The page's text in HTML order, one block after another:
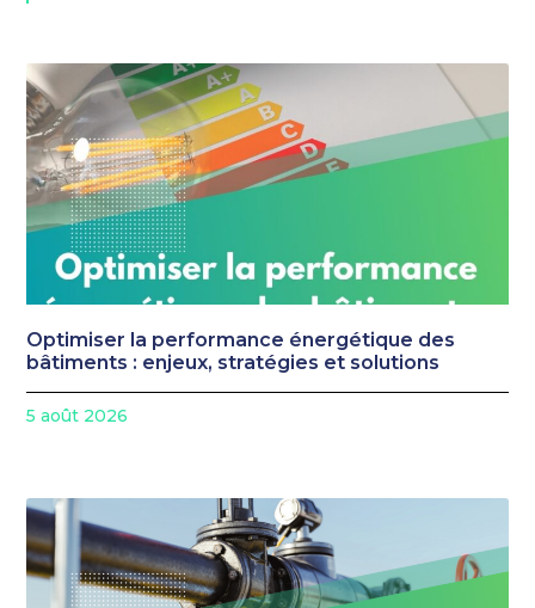
Optimiser la performance énergétique des
bâtiments : enjeux, stratégies et solutions
5 août 2026